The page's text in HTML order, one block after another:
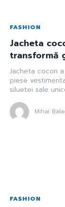
FASHION
Jacheta
transformă
Jacheta cocon
piese
siluetei sale
Mihai
FASHION